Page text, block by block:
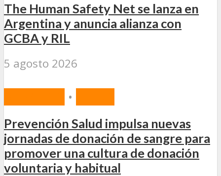
The Human Safety Net se lanza en
Argentina y anuncia alianza con
GCBA y RIL
5 agosto 2026
•
Prevención Salud impulsa nuevas
jornadas de donación de sangre para
promover una cultura de donación
voluntaria y habitual